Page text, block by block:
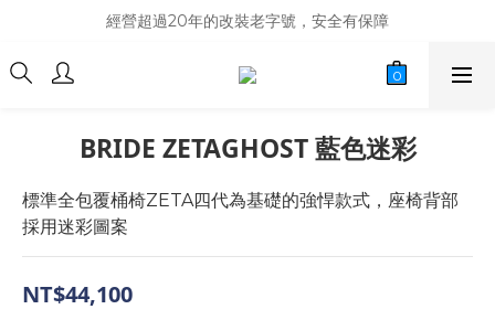
商品庫存變動快速，難免庫存不同步，建議購買之前先詢問貨況
經營超過20年的改裝老字號，安全有保障
商品庫存變動快速，難免庫存不同步，建議購買之前先詢問貨況
BRIDE ZETAGHOST 藍色迷彩
標準全包覆桶椅ZETA四代為基礎的強悍款式，座椅背部
採用迷彩圖案
NT$44,100